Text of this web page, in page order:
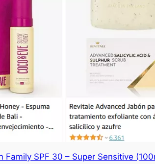
SPF 30 – Super Sensitive